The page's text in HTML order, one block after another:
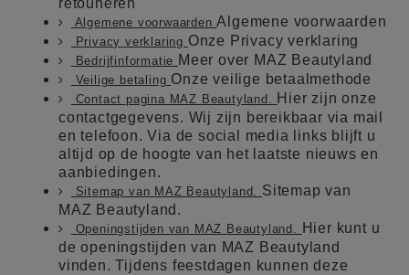
retouneren
Algemene voorwaardenAlgemene voorwaarden
Privacy verklaring Onze Privacy verklaring
Bedrijfinformatie Meer over MAZ Beautyland
Veilige betaling Onze veilige betaalmethode
Contact pagina MAZ Beautyland. Hier zijn onze
contactgegevens. Wij zijn bereikbaar via mail
en telefoon. Via de social media links blijft u
altijd op de hoogte van het laatste nieuws en
aanbiedingen.
Sitemap van MAZ Beautyland. Sitemap van
MAZ Beautyland.
Openingstijden van MAZ Beautyland.
Hier kunt u
de openingstijden van MAZ Beautyland
vinden. Tijdens feestdagen kunnen deze